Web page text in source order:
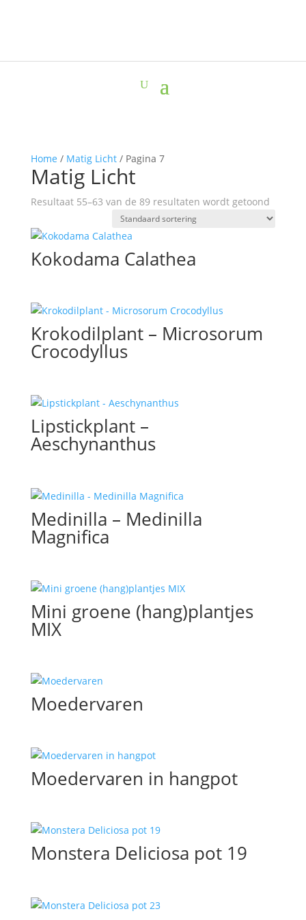
Home / Matig Licht/ Pagina 7
Matig Licht
Resultaat 55–63 van de 89 resultaten wordt getoond
Kokodama Calathea
Krokodilplant – Microsorum
Crocodyllus
Lipstickplant –
Aeschynanthus
Medinilla – Medinilla
Magnifica
Mini groene (hang)plantjes
MIX
Moedervaren
Moedervaren in hangpot
Monstera Deliciosa pot 19